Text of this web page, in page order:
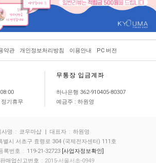
약관 개인정보처리방침 이용안내 PC 버전
기휴무
무통장 입금계좌
하나은행 362-910405-80307
예금주 : 하원영
사명 : 쿄우마샵 | 대표자 : 하원영
별시 서초구 효령로 304 (국제전자센터) 111호
록번호 : 119-21-32723 [사업자정보확인]
매업신고번호 : 2015-서울서초-0949